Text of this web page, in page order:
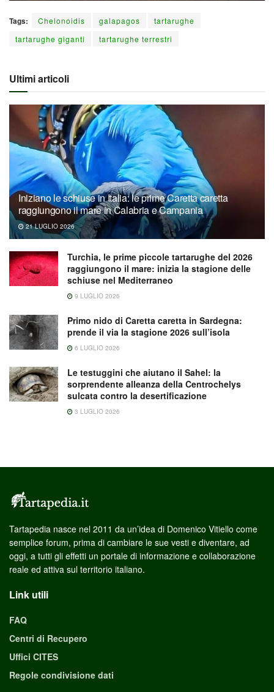
Tags: Chelonoidis galapagos
tartarughe
tartarughe giganti
tartarughe terrestri
Ultimi articoli
Iniziano le schiuse in Italia: le prime Caretta caretta
raggiungono il mare in Calabria e Campania
21 LUGLIO 2026
Turchia, le prime piccole tartarughe del 2026
raggiungono il mare: inizia la stagione delle
schiuse nel Mediterraneo
9 LUGLIO 2026
Primo nido di Caretta caretta in Sardegna:
prende il via la stagione 2026 sull’isola
6 LUGLIO 2026
Le testuggini che aiutano il Sahel: la
sorprendente alleanza della Centrochelys
sulcata contro la desertificazione
3 LUGLIO 2026
Tartapedia nasce nel 2011 da un’idea di Domenico Vitiello come
semplice forum, prima di cambiare le sue vesti e diventare, ad
oggi, a tutti gli effetti un portale di informazione e collaborazione
reale ed attiva sul territorio italiano.
Link utili
FAQ
Centri di Recupero
Uffici CITES
Regole condivisione dati